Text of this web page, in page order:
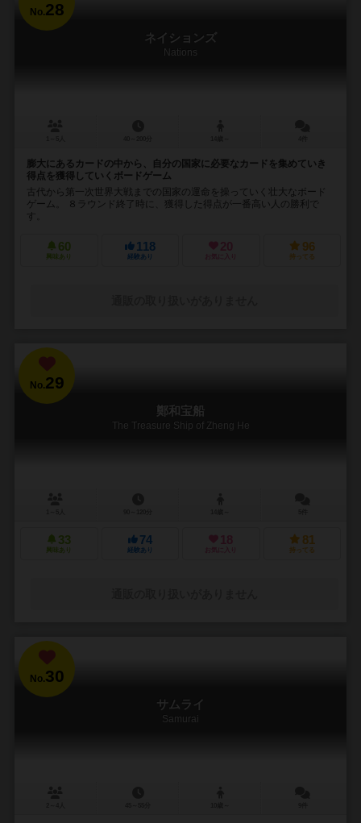
No.28
ネイションズ
Nations
膨大にあるカードの中から、自分の国家に必要なカードを集めていき
得点を獲得していくボードゲーム
古代から第一次世界大戦までの国家の運命を操っていく壮大なボード
ゲーム。 ８ラウンド終了時に、獲得した得点が一番高い人の勝利で
す。
60
興味あり
118
経験あり
20
お気に入り
96
持ってる
No.29
鄭和宝船
The Treasure Ship of Zheng He
33
興味あり
74
経験あり
18
お気に入り
81
持ってる
No.30
サムライ
Samurai